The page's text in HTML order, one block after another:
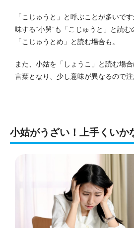
「こじゅうと」と呼ぶことが多いで
味する“小舅”も「こじゅうと」と読
「こじゅうとめ」と読む場合も。
また、小姑を「しょうこ」と読む場
言葉となり、少し意味が異なるので注
小姑がうざい！上手くいか